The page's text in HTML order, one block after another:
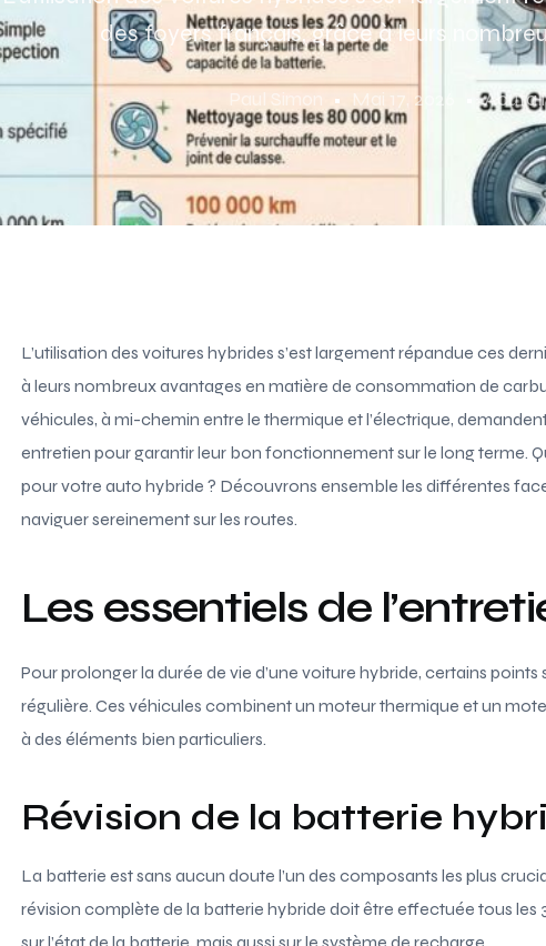
des foyers français, grâce à leurs
Paul Simon Mai 17, 2026
L’utilisation des voitures hybrides s’est largement répandue ces
à leurs nombreux avantages en matière de consommation de
véhicules, à mi-chemin entre le thermique et l’électrique,
entretien pour garantir leur bon fonctionnement sur le long terme.
pour votre auto hybride ? Découvrons ensemble les différentes
naviguer sereinement sur les routes.
Les essentiels de
Pour prolonger la durée de vie d’une voiture hybride, certains
régulière. Ces véhicules combinent un moteur thermique et un
à des éléments bien particuliers.
Révision de la batterie
La batterie est sans aucun doute l’un des composants les plus
révision complète de la batterie hybride doit être effectuée tous